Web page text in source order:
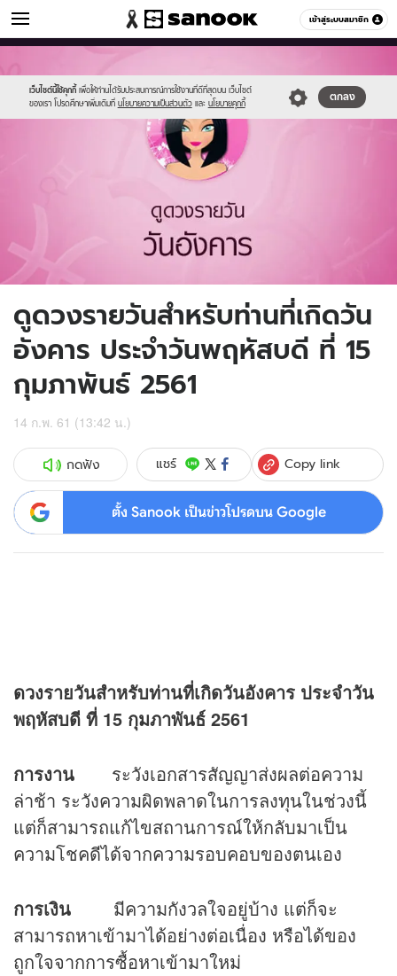
เข้าสู่ระบบสมาชิก
ดูดวง หมวดอื่นๆ
เว็บไซต์นี้ใช้คุกกี้ เพื่อให้ท่านได้รับประสบการณ์การใช้งานที่ดีที่สุดบน เว็บไซต์
ของเรา โปรดศึกษาเพิ่มเติมที่ นโยบายความเป็นส่วนตัว และ นโยบายคุกกี้
ตกลง
new-
sanook.png
ดูดวงรายวันสำหรับท่านที่เกิดวัน
อังคาร ประจำวันพฤหัสบดี ที่ 15
กุมภาพันธ์ 2561
14 ก.พ. 61 (13:42 น.)
กดฟัง แชร์ Copy link
ตั้ง Sanook เป็นข่าวโปรดบน Google
ดวงรายวันสำหรับท่านที่เกิดวันอังคาร ประจำวัน
พฤหัสบดี ที่ 15 กุมภาพันธ์ 2561
การงาน ระวังเอกสารสัญญาส่งผลต่อความ
ล่าช้า ระวังความผิดพลาดในการลงทุนในช่วงนี้
แต่ก็สามารถแก้ไขสถานการณ์ให้กลับมาเป็น
ความโชคดีได้จากความรอบคอบของตนเอง
การเงิน มีความกังวลใจอยู่บ้าง แต่ก็จะ
สามารถหาเข้ามาได้อย่างต่อเนื่อง หรือได้ของ
ถูกใจจากการซื้อหาเข้ามาใหม่